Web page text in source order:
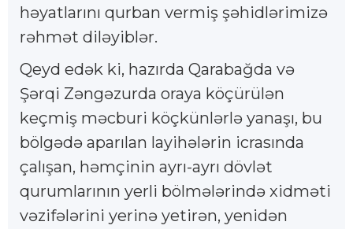
həyatlarını qurban vermiş şəhidlərimizə
rəhmət diləyiblər.
Qeyd edək ki, hazırda Qarabağda və
Şərqi Zəngəzurda oraya köçürülən
keçmiş məcburi köçkünlərlə yanaşı, bu
bölgədə aparılan layihələrin icrasında
çalışan, həmçinin ayrı-ayrı dövlət
qurumlarının yerli bölmələrində xidməti
vəzifələrini yerinə yetirən, yenidən